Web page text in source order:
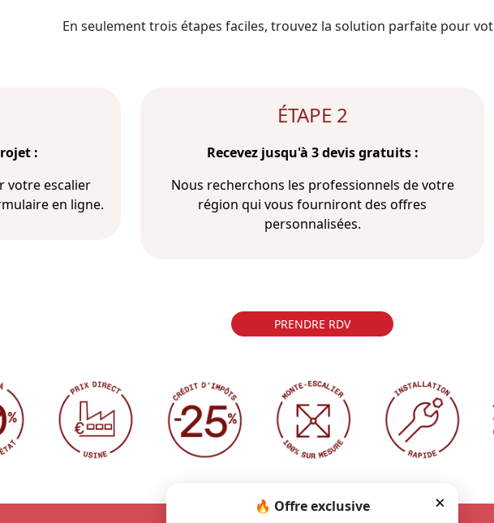
En seulement trois étapes faciles, trouvez la solution parfaite pour
:
votre escalier
en ligne.
ÉTAPE 2
Recevez jusqu'à 3 devis gratuits :
Nous recherchons les professionnels de votre
région qui vous fourniront des offres
personnalisées.
PRENDRE RDV
×
🔥 Offre exclusive